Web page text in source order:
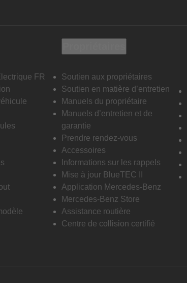
FR
Soutien aux propriétaires
Soutien en matière d’entretien
Manuels du propriétaire
Manuels d’entretien et de
garantie
Prendre rendez-vous
Accessoires
Informations sur les rappels
Mise à jour BlueTEC II
Application Mercedes-Benz
Mercedes-Benz Store
Assistance routière
Centre de collision certifié